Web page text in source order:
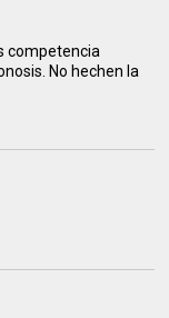
competencia
No hechen la